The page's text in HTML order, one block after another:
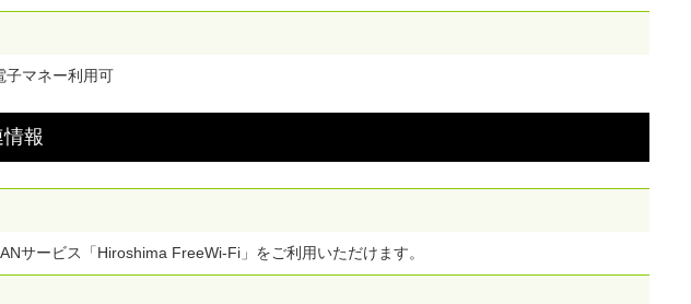
子マネー利用可
情報
サービス「Hiroshima FreeWi-Fi」をご利用いただけます。